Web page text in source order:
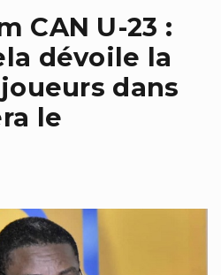
CAN U-23 :
dévoile la
dans
le